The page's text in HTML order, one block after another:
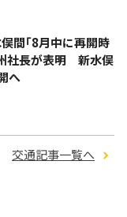
間「8月中に再開時
社長が表明 新水俣
へ
交通記事一覧へ